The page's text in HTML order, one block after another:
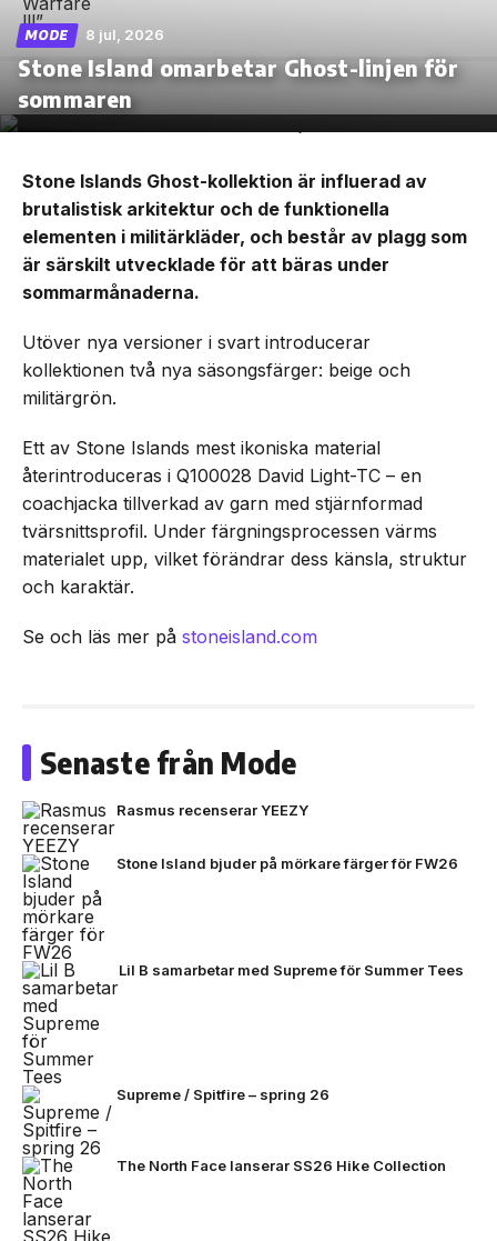
MODE 8 jul, 2026
Stone Island omarbetar Ghost-linjen för
sommaren
Stone Islands Ghost-kollektion är influerad av
brutalistisk arkitektur och de funktionella
elementen i militärkläder, och består av plagg som
är särskilt utvecklade för att bäras under
sommarmånaderna.
Utöver nya versioner i svart introducerar
kollektionen två nya säsongsfärger: beige och
militärgrön.
Ett av Stone Islands mest ikoniska material
återintroduceras i Q100028 David Light-TC – en
coachjacka tillverkad av garn med stjärnformad
tvärsnittsprofil. Under färgningsprocessen värms
materialet upp, vilket förändrar dess känsla, struktur
och karaktär.
Se och läs mer på stoneisland.com
Senaste från Mode
Rasmus recenserar YEEZY
Stone Island bjuder på mörkare färger för FW26
Lil B samarbetar med Supreme för Summer Tees
Supreme / Spitfire – spring 26
The North Face lanserar SS26 Hike Collection